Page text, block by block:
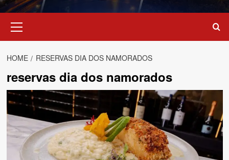
Menu
HOME RESERVAS DIA DOS NAMORADOS
reservas dia dos namorados